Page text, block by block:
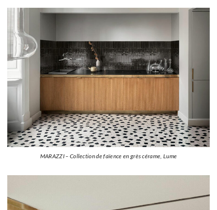
MARAZZI – Collection de faïence en grès cérame, Lume